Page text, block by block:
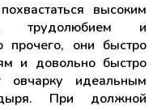
высоким
трудолюбием и
они быстро
и довольно быстро
овчарку идеальным
При должной